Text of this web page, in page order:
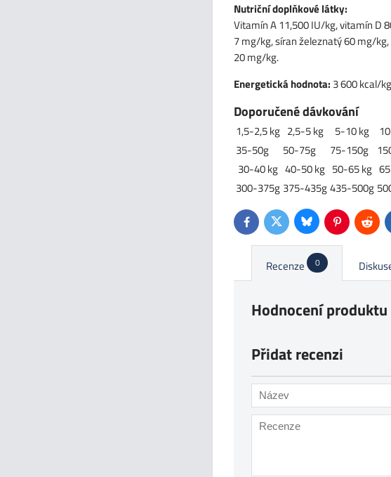
Nutriční doplňkové látky:
Vitamín A 11,500 IU/kg, vitamín D
7 mg/kg, síran železnatý 60 mg/
20 mg/kg.
Energetická hodnota: 3 600 kcal/kg
Doporučené dávkování
1,5-2,5 kg 2,5-5 kg 5-10 kg
35-50g
50-75g 75-150g
30-40 kg 40-50 kg 50-65 kg
300-375g 375-435g435-500g
FacebookTwitterBlueskyPinterestReddit
Recenze 0
Hodnocení produktu
Přidat recenzi